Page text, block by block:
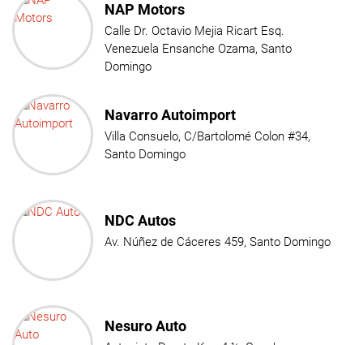
NAP Motors
Calle Dr. Octavio Mejia Ricart Esq.
Venezuela Ensanche Ozama, Santo
Domingo
Navarro Autoimport
Villa Consuelo, C/Bartolomé Colon #34,
Santo Domingo
NDC Autos
Av. Núñez de Cáceres 459, Santo Domingo
Nesuro Auto